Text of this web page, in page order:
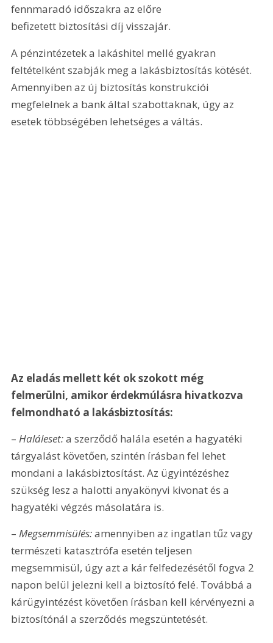
fennmaradó időszakra az előre
befizetett biztosítási díj visszajár.
A pénzintézetek a lakáshitel mellé gyakran
feltételként szabják meg a lakásbiztosítás kötését.
Amennyiben az új biztosítás konstrukciói
megfelelnek a bank által szabottaknak, úgy az
esetek többségében lehetséges a váltás.
Az eladás mellett két ok szokott még
felmerülni, amikor érdekmúlásra hivatkozva
felmondható a lakásbiztosítás:
– Haláleset: a szerződő halála esetén a hagyatéki
tárgyalást követően, szintén írásban fel lehet
mondani a lakásbiztosítást. Az ügyintézéshez
szükség lesz a halotti anyakönyvi kivonat és a
hagyatéki végzés másolatára is.
– Megsemmisülés: amennyiben az ingatlan tűz vagy
természeti katasztrófa esetén teljesen
megsemmisül, úgy azt a kár felfedezésétől fogva 2
napon belül jelezni kell a biztosító felé. Továbbá a
kárügyintézést követően írásban kell kérvényezni a
biztosítónál a szerződés megszüntetését.